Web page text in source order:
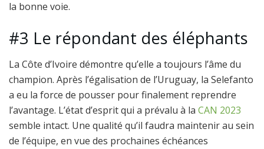
la bonne voie.
#3 Le répondant des éléphants
La Côte d’Ivoire démontre qu’elle a toujours l’âme du
champion. Après l’égalisation de l’Uruguay, la Selefanto
a eu la force de pousser pour finalement reprendre
l’avantage. L’état d’esprit qui a prévalu à la CAN 2023
semble intact. Une qualité qu’il faudra maintenir au sein
de l’équipe, en vue des prochaines échéances